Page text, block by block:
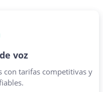
voz
con tarifas competitivas y